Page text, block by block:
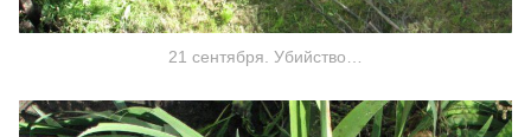
21 сентября. Убийство…